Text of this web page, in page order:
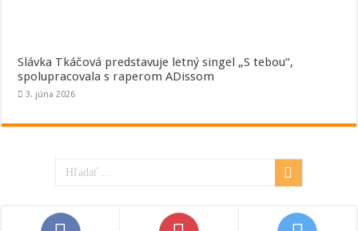
Slávka Tkáčová predstavuje letný singel „S tebou“,
spolupracovala s raperom ADissom
3. júna 2026